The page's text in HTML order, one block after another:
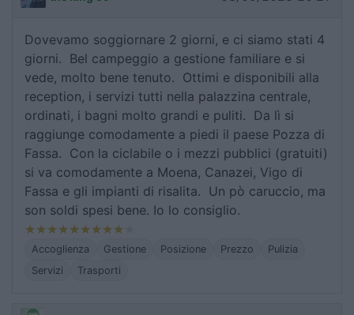
Dovevamo soggiornare 2 giorni, e ci siamo stati 4
giorni. Bel campeggio a gestione familiare e si
vede, molto bene tenuto. Ottimi e disponibili alla
reception, i servizi tutti nella palazzina centrale,
ordinati, i bagni molto grandi e puliti. Da lì si
raggiunge comodamente a piedi il paese Pozza di
Fassa. Con la ciclabile o i mezzi pubblici (gratuiti)
si va comodamente a Moena, Canazei, Vigo di
Fassa e gli impianti di risalita. Un pò caruccio, ma
son soldi spesi bene. Io lo consiglio.
Accoglienza Gestione Posizione Prezzo
Pulizia
Servizi
Trasporti